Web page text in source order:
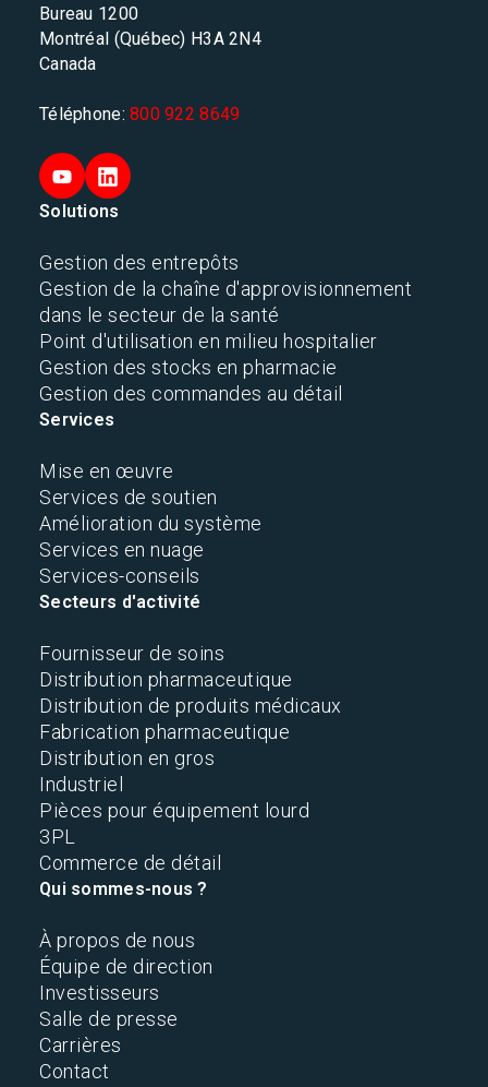
Bureau 1200
Montréal (Québec) H3A 2N4
Canada
Téléphone:800 922 8649
Solutions
Gestion des entrepôts
Gestion de la chaîne d'approvisionnement
dans le secteur de la santé
Point d'utilisation en milieu hospitalier
Gestion des stocks en pharmacie
Gestion des commandes au détail
Services
Mise en œuvre
Services de soutien
Amélioration du système
Services en nuage
Services-conseils
Secteurs d'activité
Fournisseur de soins
Distribution pharmaceutique
Distribution de produits médicaux
Fabrication pharmaceutique
Distribution en gros
Industriel
Pièces pour équipement lourd
3PL
Commerce de détail
Qui sommes-nous ?
À propos de nous
Équipe de direction
Investisseurs
Salle de presse
Carrières
Contact